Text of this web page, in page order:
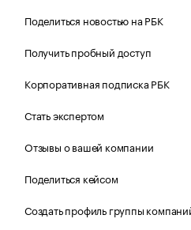
Поделиться новостью на РБК
Получить пробный доступ
Корпоративная подписка РБК
Стать экспертом
Отзывы о вашей компании
Поделиться кейсом
Создать профиль группы